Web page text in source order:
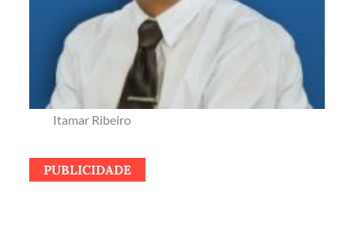
Itamar Ribeiro
PUBLICIDADE